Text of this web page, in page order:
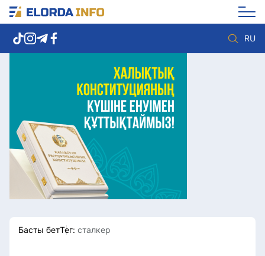
RU
Елорда жаңалықтары
Көзқарас
Саясат
Видео
Әлеумет
Экономика
Спорт
Мәдениет
Басты бетТег: сталкер